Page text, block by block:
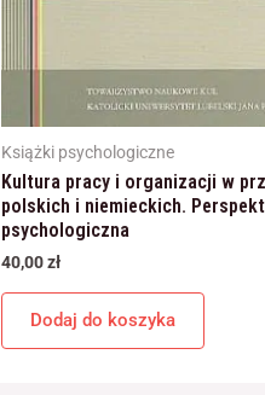
Książki psychologiczne
Kultura pracy i organizacji w
polskich i niemieckich.
psychologiczna
40,00zł
Dodaj do koszyka